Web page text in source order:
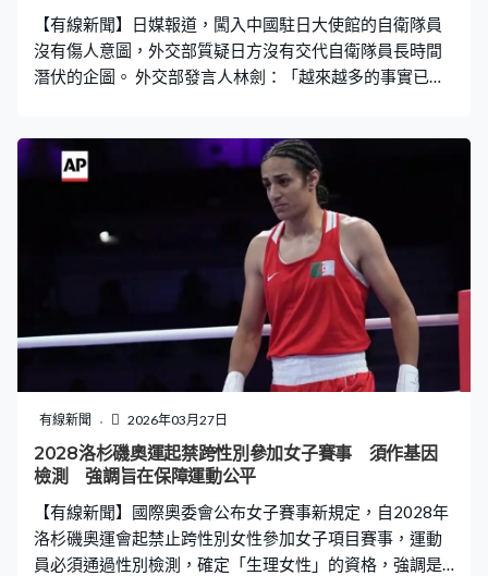
得出現在美國貨幣的聯邦法
【有線新聞】日媒報道，闖入中國駐日大使館的自衛隊員
沒有傷人意圖，外交部質疑日方沒有交代自衛隊員長時間
潛伏的企圖。 外交部發言人林劍：「越來越多的事實已經
使館，並長時間潛伏在樹叢中。我們不禁要問，他長時間
潛伏是在等甚麼？打算做甚麼？日方迄今對此完全沒有說
明。」 日本防衛大臣小泉進次郎稱，本應守法的自衛隊人
員被捕，令人遺憾，正全面協助調查，查明事實後將嚴正
處理。中方認為日方表達遺憾是遠遠不夠，敦促盡快徹
有線新聞 2026年03月27日
2028洛杉磯奧運起禁跨性別參加女子賽事 須作基因
檢測 強調旨在保障運動公平
【有線新聞】國際奧委會公布女子賽事新規定，自2028年
洛杉磯奧運會起禁止跨性別女性參加女子項目賽事，運動
員必須通過性別檢測，確定「生理女性」的資格，強調是